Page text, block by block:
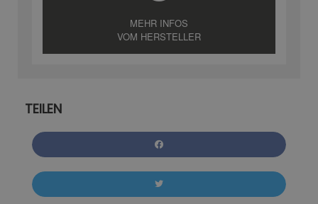
MEHR INFOS
VOM HERSTELLER
TEILEN